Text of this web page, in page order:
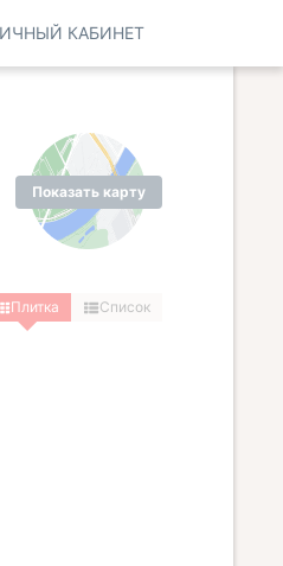
КАБИНЕТ
Показать карту
Плитка Список